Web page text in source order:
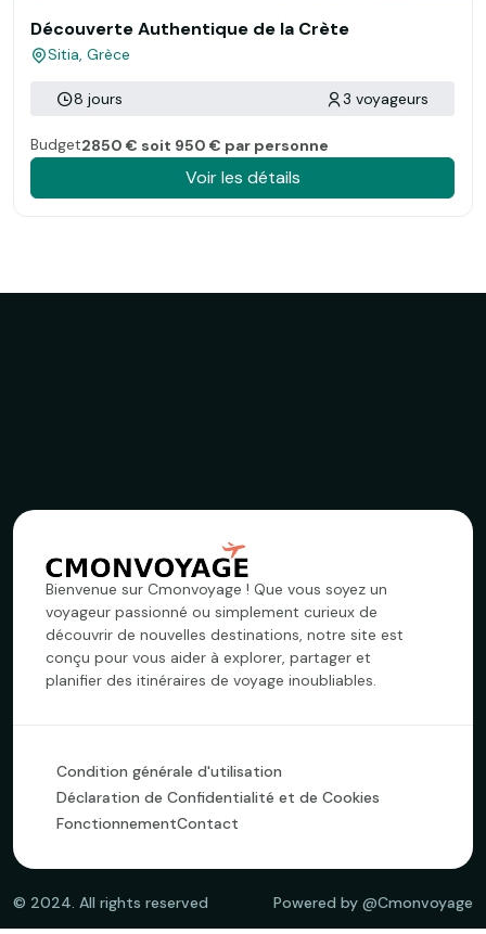
Découverte Authentique de la Crète
Sitia, Grèce
8 jours 3 voyageurs
Budget2850 € soit 950 € par personne
Voir les détails
Bienvenue sur Cmonvoyage ! Que vous soyez un
voyageur passionné ou simplement curieux de
découvrir de nouvelles destinations, notre site est
conçu pour vous aider à explorer, partager et
planifier des itinéraires de voyage inoubliables.
Condition générale d'utilisation
Déclaration de Confidentialité et de Cookies
FonctionnementContact
© 2024. All rights reserved Powered by @Cmonvoyage